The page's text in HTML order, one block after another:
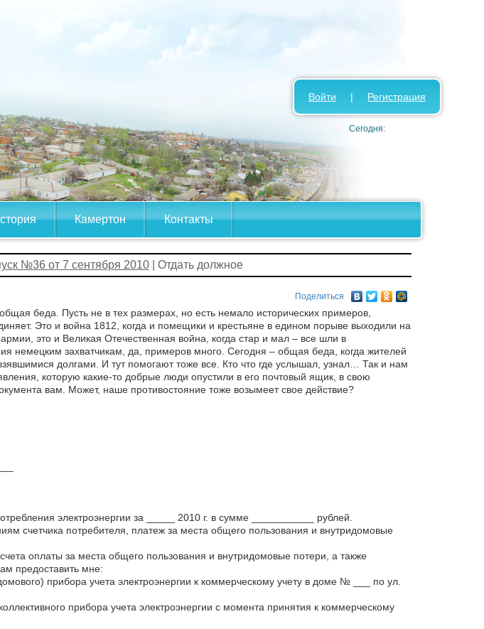
Камертон Контакты
Войти | Регистрация
Сегодня:
№36 от 7 сентября 2010| Отдать должное
Поделиться
беда. Пусть не в тех размерах, но есть немало исторических примеров,
Это и война 1812, когда и помещики и крестьяне в едином порыве выходили на
это и Великая Отечественная война, когда стар и мал – все шли в
немецким захватчикам, да, примеров много. Сегодня – общая беда, когда жителей
долгами. И тут помогают тоже все. Кто что где услышал, узнал… Так и нам
которую какие-то добрые люди опустили в его почтовый ящик, в свою
вам. Может, наше противостояние тоже возымеет свое действие?
электроэнергии за _____ 2010 г. в сумме ___________ рублей.
счетчика потребителя, платеж за места общего пользования и внутридомовые
оплаты за места общего пользования и внутридомовые потери, а также
предоставить мне:
прибора учета электроэнергии к коммерческому учету в доме № ___ по ул.
прибора учета электроэнергии с момента принятия к коммерческому